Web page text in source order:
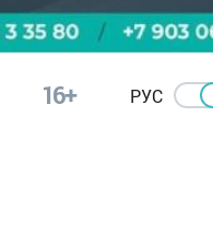
16+ РУС